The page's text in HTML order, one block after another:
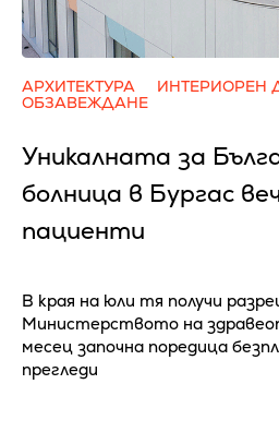
АРХИТЕКТУРА
ИНТЕРИОРЕН
ОБЗАВЕЖДАНЕ
Уникалната за
болница в Бургас
пациенти
В края на юли тя получи
Министерството на
месец започна поредица
прегледи